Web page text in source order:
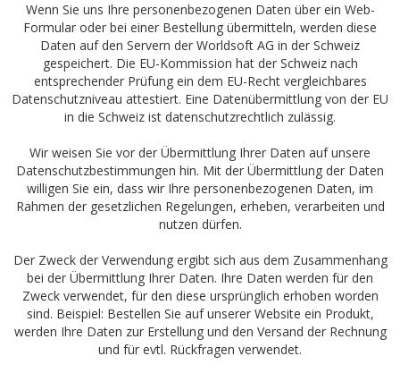
Wenn Sie uns Ihre personenbezogenen Daten über ein Web-
Formular oder bei einer Bestellung übermitteln, werden diese
Daten auf den Servern der Worldsoft AG in der Schweiz
gespeichert. Die EU-Kommission hat der Schweiz nach
entsprechender Prüfung ein dem EU-Recht vergleichbares
Datenschutzniveau attestiert. Eine Datenübermittlung von der EU
in die Schweiz ist datenschutzrechtlich zulässig.
Wir weisen Sie vor der Übermittlung Ihrer Daten auf unsere
Datenschutzbestimmungen hin. Mit der Übermittlung der Daten
willigen Sie ein, dass wir Ihre personenbezogenen Daten, im
Rahmen der gesetzlichen Regelungen, erheben, verarbeiten und
nutzen dürfen.
Der Zweck der Verwendung ergibt sich aus dem Zusammenhang
bei der Übermittlung Ihrer Daten. Ihre Daten werden für den
Zweck verwendet, für den diese ursprünglich erhoben worden
sind. Beispiel: Bestellen Sie auf unserer Website ein Produkt,
werden Ihre Daten zur Erstellung und den Versand der Rechnung
und für evtl. Rückfragen verwendet.